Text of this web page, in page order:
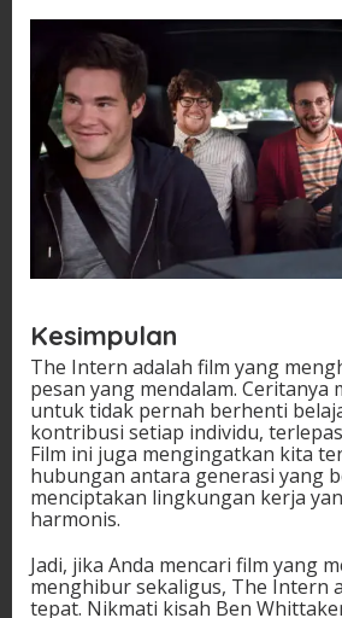
Kesimpulan
The Intern adalah film yang
pesan yang mendalam. Ceritanya
untuk tidak pernah berhenti
kontribusi setiap individu,
Film ini juga mengingatkan kita
hubungan antara generasi yang
menciptakan lingkungan kerja
harmonis.
Jadi, jika Anda mencari film yang
menghibur sekaligus, The Intern
tepat. Nikmati kisah Ben